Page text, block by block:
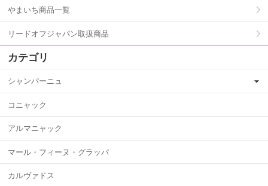
やまいち商品一覧
リードオフジャパン取扱商品
カテゴリ
シャンパーニュ
コニャック
アルマニャック
マール・フィーヌ・グラッパ
カルヴァドス